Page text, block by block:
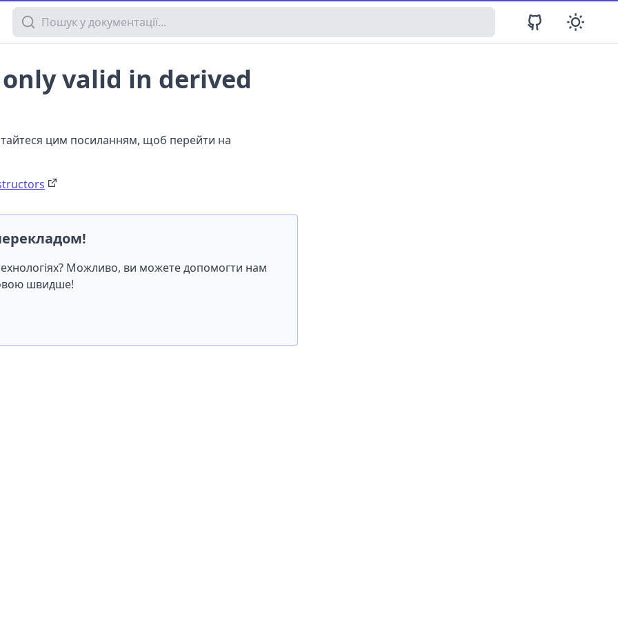
Пошук у документації
valid in derived
цим посиланням, щоб перейти на
Можливо, ви можете допомогти нам
швидше!